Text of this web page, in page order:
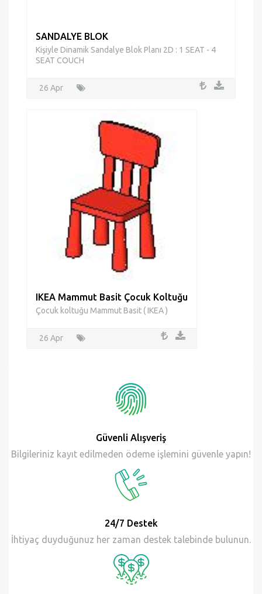
SANDALYE BLOK
Kişiyle Dinamik Sandalye Blok Planı 2D : 1 SEAT - 4
SEAT COUCH
26 Apr
IKEA Mammut Basit Çocuk Koltuğu
Çocuk koltuğu Mammut Basit ( IKEA )
26 Apr
Güvenli Alışveriş
Bilgileriniz kayıt edilmeden ödeme işlemini güvenle yapın!
24/7 Destek
İhtiyaç duyduğunuz her zaman destek talebinde bulunun.